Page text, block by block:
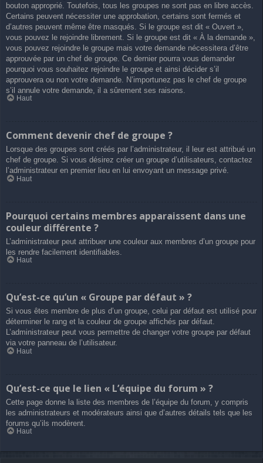
bouton approprié. Toutefois, tous les groupes ne sont pas en libre accès.
Certains peuvent nécessiter une approbation, certains sont fermés et
d’autres peuvent même être masqués. Si le groupe est dit « Ouvert »,
vous pouvez le rejoindre librement. Si le groupe est dit « À la demande »,
vous pouvez rejoindre le groupe mais votre demande nécessitera d’être
approuvée par un chef de groupe. Ce dernier pourra vous demander
pourquoi vous souhaitez rejoindre le groupe et ainsi décider s’il
approuvera ou non votre demande. N’importunez pas le chef de groupe
s’il annule votre demande, il a sûrement ses raisons.
Haut
Comment devenir chef de groupe ?
Lorsque des groupes sont créés par l’administrateur, il leur est attribué un
chef de groupe. Si vous désirez créer un groupe d’utilisateurs, contactez
l’administrateur en premier lieu en lui envoyant un message privé.
Haut
Pourquoi certains membres apparaissent dans une
couleur différente ?
L’administrateur peut attribuer une couleur aux membres d’un groupe pour
les rendre facilement identifiables.
Haut
Qu’est-ce qu’un « Groupe par défaut » ?
Si vous êtes membre de plus d’un groupe, celui par défaut est utilisé pour
déterminer le rang et la couleur de groupe affichés par défaut.
L’administrateur peut vous permettre de changer votre groupe par défaut
via votre panneau de l’utilisateur.
Haut
Qu’est-ce que le lien « L’équipe du forum » ?
Cette page donne la liste des membres de l’équipe du forum, y compris
les administrateurs et modérateurs ainsi que d’autres détails tels que les
forums qu’ils modèrent.
Haut